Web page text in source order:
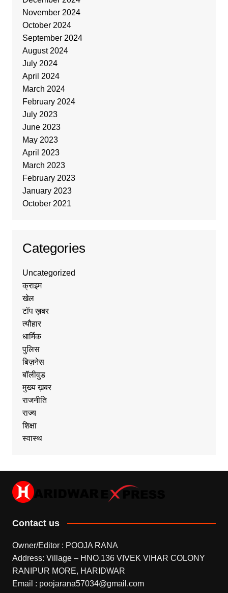
November 2024
October 2024
September 2024
August 2024
July 2024
April 2024
March 2024
February 2024
July 2023
June 2023
May 2023
April 2023
March 2023
February 2023
January 2023
October 2021
Categories
Uncategorized
क्राइम
खेल
टॉप ख़बर
त्यौहार
धार्मिक
पुलिस
बिज़नेस
बॉलीवुड
मुख्य ख़बर
राजनीति
राज्य
शिक्षा
स्वास्थ
Contact us
Owner/Editor : POOJA RANA
Address: Village – HNO.136 VIVEK VIHAR COLONY
RANIPUR MORE, HARIDWAR
Email : poojarana57034@gmail.com